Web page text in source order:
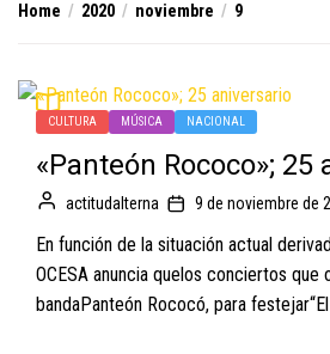
Home 2020 noviembre 9
CULTURA MÚSICA NACIONAL
«Panteón Rococo»;
actitudalterna 9 de noviembre de
En función de la situación actual
OCESA anuncia quelos conciertos que
bandaPanteón Rococó, para